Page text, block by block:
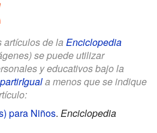
artículos de la Enciclopedia
se puede utilizar
y educativos bajo la
a menos que se indique
para Niños. Enciclopedia